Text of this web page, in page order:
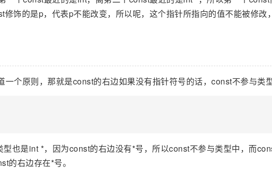
饰的是p，代表p不能改变，所以呢，这个指针所指向的值不能被修改
一个原则，那就是const的右边如果没有指针符号的话，const不参与类
也是int *，因为const的右边没有*号，所以const不参与类型中，而
的右边存在*号。